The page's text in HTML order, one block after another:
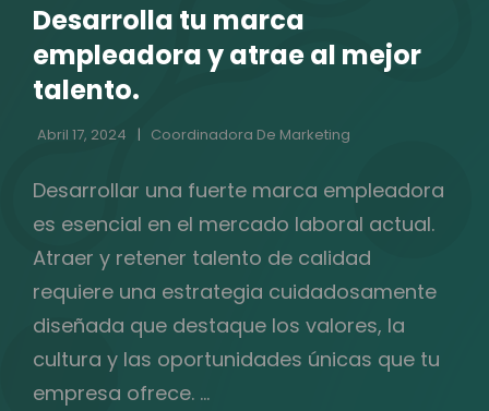
CATEGORÍAS
Desarrolla tu marca
empleadora y atrae al mejor
talento.
Abril 17, 2024 Coordinadora De Marketing
Desarrollar una fuerte marca empleadora
es esencial en el mercado laboral actual.
Atraer y retener talento de calidad
requiere una estrategia cuidadosamente
diseñada que destaque los valores, la
cultura y las oportunidades únicas que tu
empresa ofrece. …